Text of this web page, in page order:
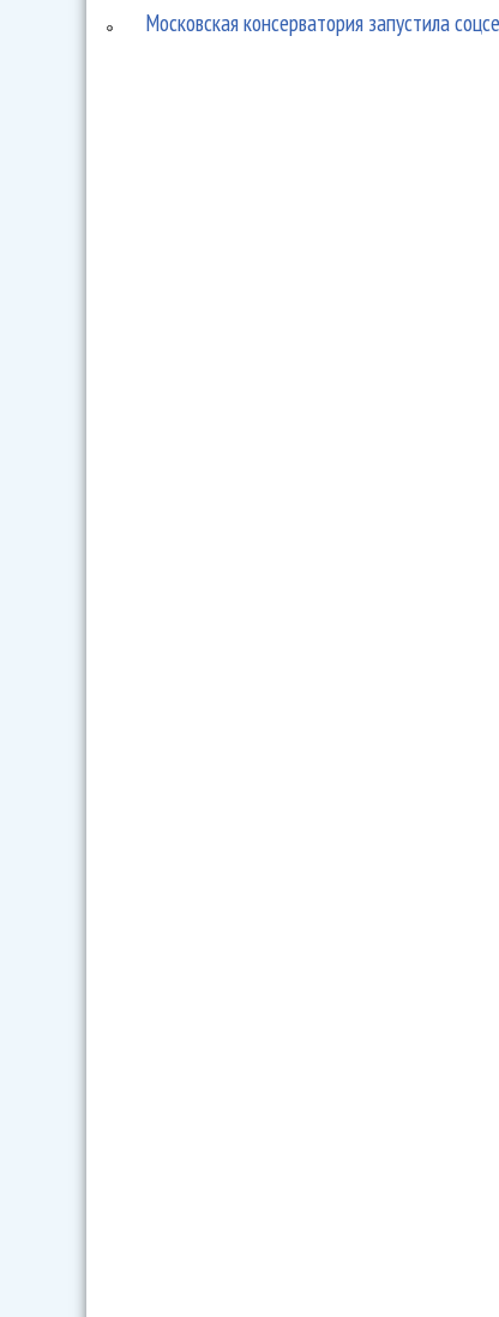
Московская консерватория запустила